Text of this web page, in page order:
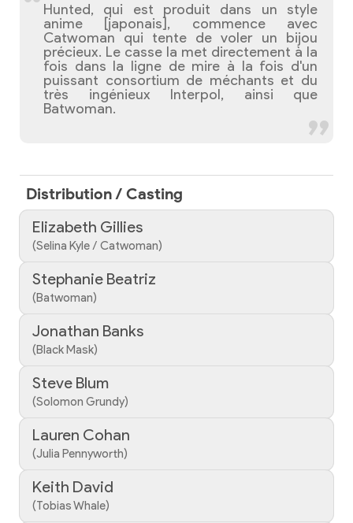
Hunted, qui est produit dans un style
anime [japonais], commence avec
Catwoman qui tente de voler un bijou
précieux. Le casse la met directement à la
fois dans la ligne de mire à la fois d'un
puissant consortium de méchants et du
très ingénieux Interpol, ainsi que
Batwoman.
Distribution / Casting
Elizabeth Gillies
(Selina Kyle / Catwoman)
Stephanie Beatriz
(Batwoman)
Jonathan Banks
(Black Mask)
Steve Blum
(Solomon Grundy)
Lauren Cohan
(Julia Pennyworth)
Keith David
(Tobias Whale)